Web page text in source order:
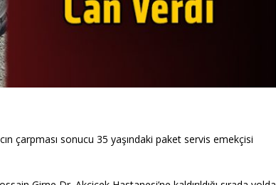
çarpması sonucu 35 yaşındaki paket servis emekçisi